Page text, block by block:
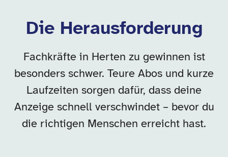
Die Herausforderung
Fachkräfte in Herten zu gewinnen ist
besonders schwer. Teure Abos und kurze
Laufzeiten sorgen dafür, dass deine
Anzeige schnell verschwindet – bevor du
die richtigen Menschen erreicht hast.